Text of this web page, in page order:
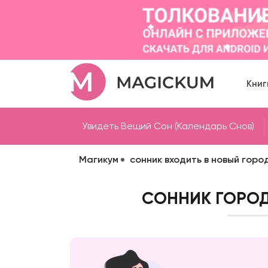
Увидеть Вещий Сон (Календарь Снов)
Магикум сонник входить в новый
СОННИК